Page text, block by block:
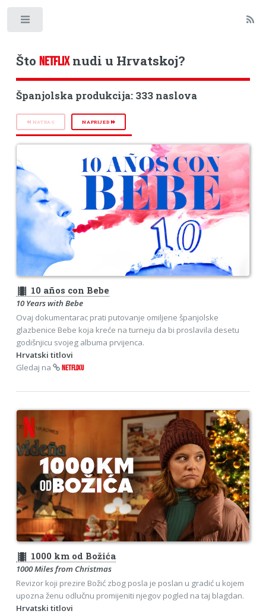
Što NETFLIXnudi u Hrvatskoj?
Španjolska produkcija: 333 naslova
NATRAG NAPRIJED
theaters 10 años con Bebe
10 Years with Bebe
Ovaj dokumentarac prati putovanje omiljene španjolske
glazbenice Bebe koja kreće na turneju da bi proslavila desetu
godišnjicu svojeg albuma prvijenca.
Hrvatski titlovi
Gledaj na
NETFLIXU
theaters 1000 km od Božića
1000 Miles from Christmas
Revizor koji prezire Božić zbog posla je poslan u gradić u kojem
upozna ženu odlučnu promijeniti njegov pogled na taj blagdan.
Hrvatski titlovi